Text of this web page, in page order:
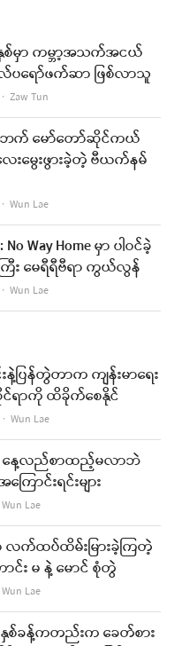
မှာ ကမ္ဘာ့အသက်အငယ်
ရော်ဖက်ဆာ ဖြစ်လာသူ
Author
Zaw Tun
ဘက် မော်တော်ဆိုင်ကယ်
ေးမွေးဖွားခဲ့တဲ့ ဗီယက်နမ်
Author
Wun Lae
No Way Home မှာ ပါဝင်ခဲ့
ြီး မေရီရီဗီရာ ကွယ်လွန်
Author
Wun Lae
နဲ့ပြန်တွဲတာက ကျန်းမာရေး
ရာကို ထိခိုက်စေနိုင်
Author
Wun Lae
နေ့လည်စာထည့်မလာဘဲ
ောင်းရင်းများ
Author
Wun Lae
လက်ထပ်ထိမ်းမြားခဲ့ကြတဲ့
င်း မ နဲ့ မောင် စုံတွဲ
Author
Wun Lae
စ်ခန့်ကတည်းက ခေတ်စား